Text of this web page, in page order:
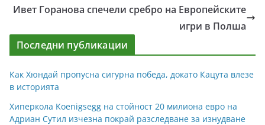
Ивет Горанова спечели сребро на Европейските
игри в Полша
Последни публикации
Как Хюндай пропусна сигурна победа, докато Кацута влезе
в историята
Хиперкола Koenigsegg на стойност 20 милиона евро на
Адриан Сутил изчезна покрай разследване за изнудване